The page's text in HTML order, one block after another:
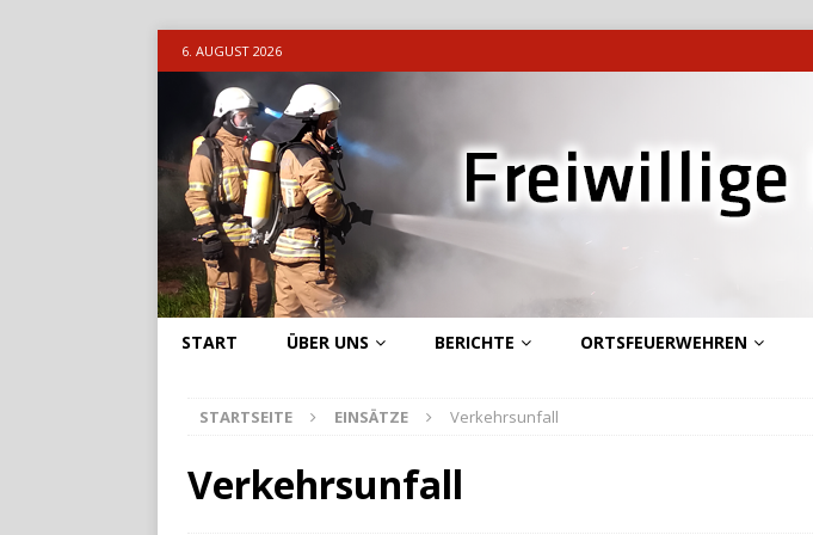
6. AUGUST 2026
START ÜBER UNS BERICHTE ORTSFEUERWEHREN
STARTSEITE EINSÄTZE Verkehrsunfall
Verkehrsunfall